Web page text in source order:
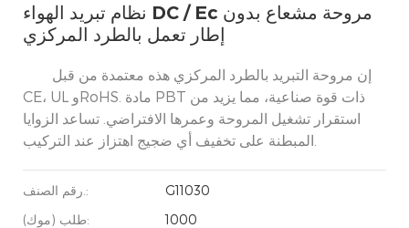
نظام تبريد الهواء DC / Ec مروحة مشعاع بدون
إطار تعمل بالطرد المركزي
إن مروحة التبريد بالطرد المركزي هذه معتمدة من قبل
CE، UL وRoHS. مادة PBT ذات قوة صناعية، مما يزيد من
استقرار تشغيل المروحة وعمرها الافتراضي. تساعد الزوايا
رقم الصنف.:
G11030
طلب (موك):
1000